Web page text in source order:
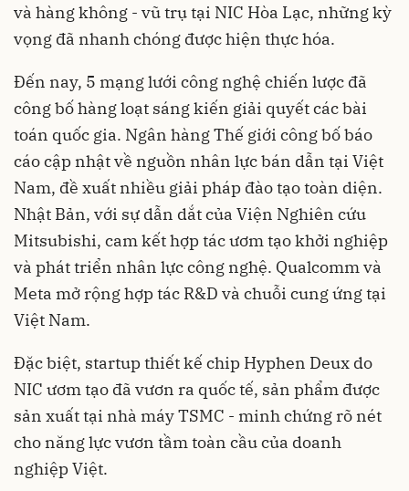
và hàng không - vũ trụ tại NIC Hòa Lạc, những kỳ
vọng đã nhanh chóng được hiện thực hóa.
Đến nay, 5 mạng lưới công nghệ chiến lược đã
công bố hàng loạt sáng kiến giải quyết các bài
toán quốc gia. Ngân hàng Thế giới công bố báo
cáo cập nhật về nguồn nhân lực bán dẫn tại Việt
Nam, đề xuất nhiều giải pháp đào tạo toàn diện.
Nhật Bản, với sự dẫn dắt của Viện Nghiên cứu
Mitsubishi, cam kết hợp tác ươm tạo khởi nghiệp
và phát triển nhân lực công nghệ. Qualcomm và
Meta mở rộng hợp tác R&D và chuỗi cung ứng tại
Việt Nam.
Đặc biệt, startup thiết kế chip Hyphen Deux do
NIC ươm tạo đã vươn ra quốc tế, sản phẩm được
sản xuất tại nhà máy TSMC - minh chứng rõ nét
cho năng lực vươn tầm toàn cầu của doanh
nghiệp Việt.